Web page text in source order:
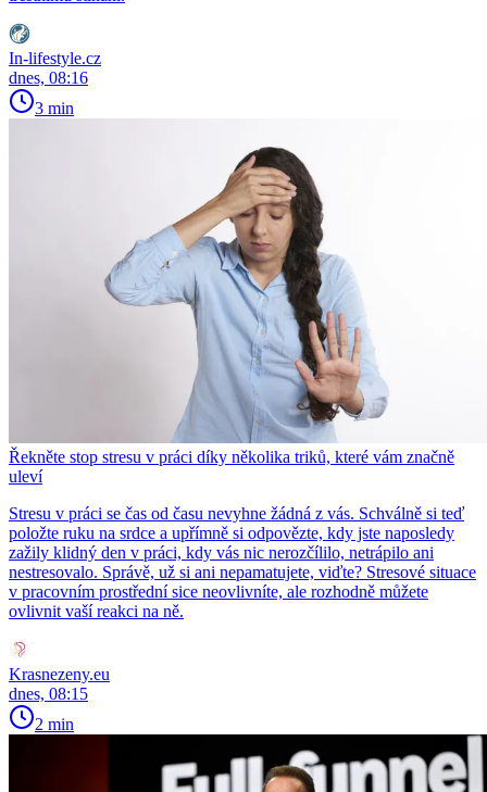
In-lifestyle.cz
dnes, 08:16
3 min
Řekněte stop stresu v práci díky několika triků, které vám značně
uleví
Stresu v práci se čas od času nevyhne žádná z vás. Schválně si teď
položte ruku na srdce a upřímně si odpovězte, kdy jste naposledy
zažily klidný den v práci, kdy vás nic nerozčílilo, netrápilo ani
nestresovalo. Správě, už si ani nepamatujete, viďte? Stresové situace
v pracovním prostřední sice neovlivníte, ale rozhodně můžete
ovlivnit vaší reakci na ně.
Krasnezeny.eu
dnes, 08:15
2 min